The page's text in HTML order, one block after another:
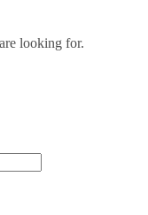
looking for.